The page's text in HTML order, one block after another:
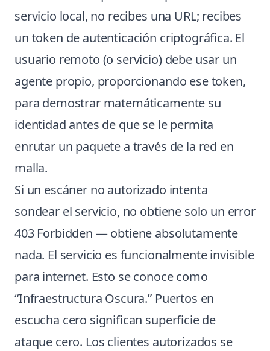
servicio local, no recibes una URL; recibes
un token de autenticación criptográfica. El
usuario remoto (o servicio) debe usar un
agente propio, proporcionando ese token,
para demostrar matemáticamente su
identidad antes de que se le permita
enrutar un paquete a través de la red en
malla.
Si un escáner no autorizado intenta
sondear el servicio, no obtiene solo un error
403 Forbidden — obtiene absolutamente
nada. El servicio es funcionalmente invisible
para internet. Esto se conoce como
“Infraestructura Oscura.” Puertos en
escucha cero significan superficie de
ataque cero. Los clientes autorizados se